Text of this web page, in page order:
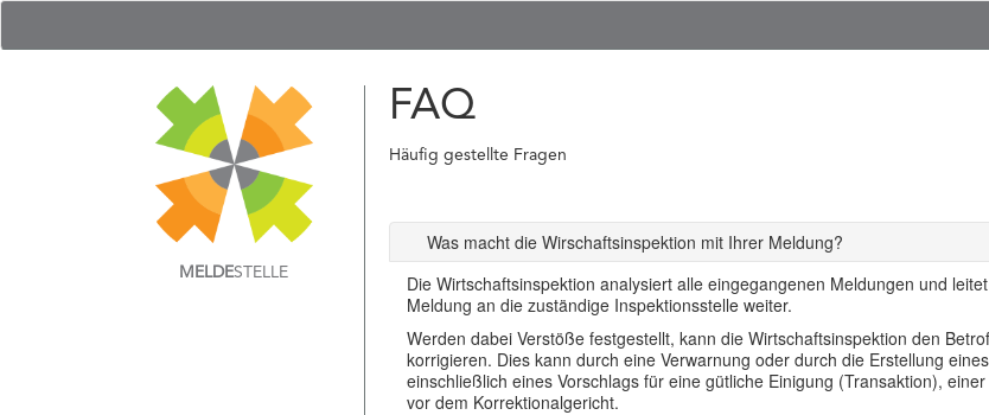
MELDESTELLE
FAQ
Häufig gestellte Fragen
Was macht die Wirschaftsinspektion mit Ihrer Meldung?
Die Wirtschaftsinspektion analysiert alle eingegangenen Meldungen und
Meldung an die zuständige Inspektionsstelle weiter.
Werden dabei Verstöße festgestellt, kann die Wirtschaftsinspektion den
korrigieren. Dies kann durch eine Verwarnung oder durch die Erstellung
einschließlich eines Vorschlags für eine gütliche Einigung (Transaktion),
vor dem Korrektionalgericht.